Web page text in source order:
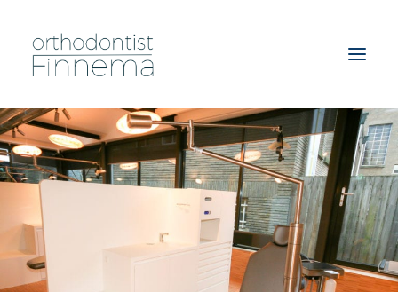
HOME
AFSPRAAK MAKEN
BEHANDELING
TEAM
INSTRUCTIES